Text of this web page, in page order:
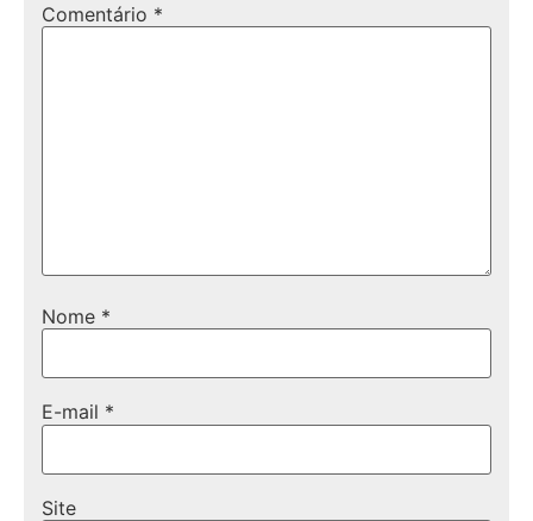
Comentário *
Nome *
E-mail *
Site